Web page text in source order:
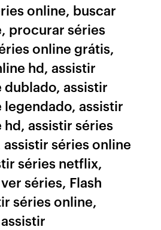
online, buscar
procurar séries
online grátis,
hd, assistir
dublado, assistir
legendado, assistir
assistir séries
séries online
séries netflix,
séries, Flash
séries online,